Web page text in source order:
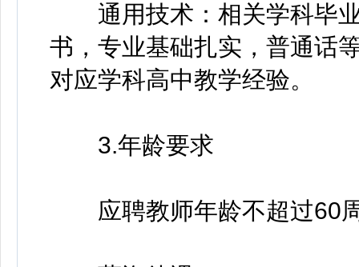
通用技术：相关学科毕业
书，专业基础扎实，普通话
对应学科高中教学经验。
3.年龄要求
应聘教师年龄不超过60